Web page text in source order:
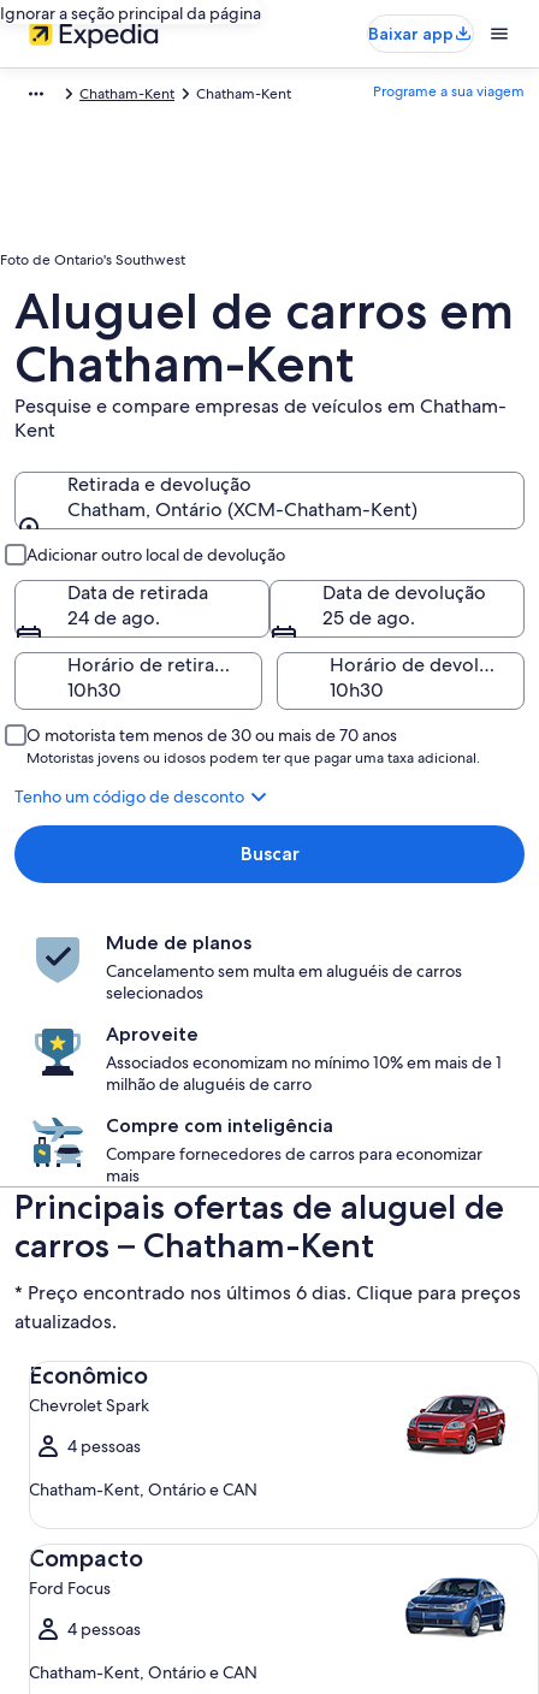
Ignorar a seção principal da página
Baixar app
Chatham-Kent Chatham-Kent Programe a sua viagem
Foto de Ontario's Southwest
Aluguel de carros em
Chatham-Kent
Pesquise e compare empresas de veículos em Chatham-
Kent
Retirada e devolução
Chatham, Ontário (XCM-Chatham-Kent)
Adicionar outro local de devolução
Data de retirada
24 de ago.
Data de devolução
25 de ago.
Horário de retirada
Horário de devolução
O motorista tem menos de 30 ou mais de 70 anos
Motoristas jovens ou idosos podem ter que pagar uma taxa adicional.
Tenho um código de desconto
Buscar
Mude de planos
Cancelamento sem multa em aluguéis de carros
selecionados
Aproveite
Associados economizam no mínimo 10% em mais de 1
milhão de aluguéis de carro
Compre com inteligência
Compare fornecedores de carros para economizar
mais
Principais ofertas de aluguel de
carros – Chatham-Kent
* Preço encontrado nos últimos 6 dias. Clique para preços
atualizados.
Econômico
Chevrolet Spark
4 pessoas
Chatham-Kent, Ontário e CAN
Econômico Chevrolet Spark
Compacto
Ford Focus
4 pessoas
Chatham-Kent, Ontário e CAN
Compacto Ford Focus